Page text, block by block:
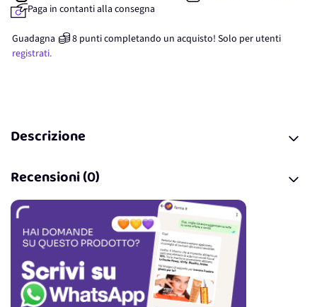
Paga in contanti alla consegna
Guadagna 8 punticompletando un acquisto! Solo per utenti
registrati.
Descrizione
Recensioni (0)